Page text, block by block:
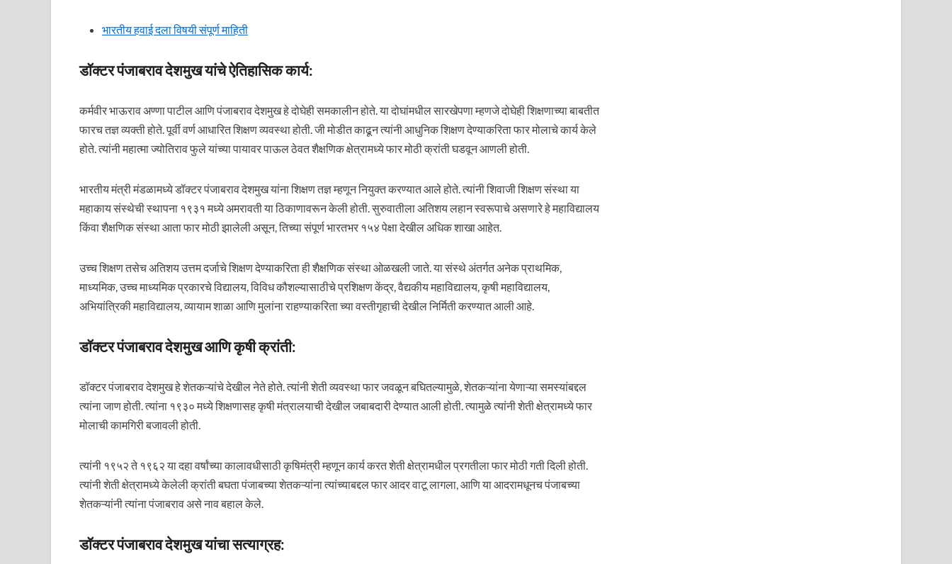
भारतीय हवाई दला विषयी संपूर्ण माहिती
डॉक्टर पंजाबराव देशमुख यांचे ऐतिहासिक कार्य:
कर्मवीर भाऊराव अण्णा पाटील आणि पंजाबराव देशमुख हे दोघेही समकालीन होते. या दोघांमधील सारखेपणा म्हणजे दोघेही शिक्षणाच्या बाबतीत
फारच तज्ञ व्यक्ती होते. पूर्वी वर्ण आधारित शिक्षण व्यवस्था होती. जी मोडीत काढून त्यांनी आधुनिक शिक्षण देण्याकरिता फार मोलाचे कार्य केले
होते. त्यांनी महात्मा ज्योतिराव फुले यांच्या पायावर पाऊल ठेवत शैक्षणिक क्षेत्रामध्ये फार मोठी क्रांती घडवून आणली होती.
भारतीय मंत्री मंडळामध्ये डॉक्टर पंजाबराव देशमुख यांना शिक्षण तज्ञ म्हणून नियुक्त करण्यात आले होते. त्यांनी शिवाजी शिक्षण संस्था या
महाकाय संस्थेची स्थापना १९३१ मध्ये अमरावती या ठिकाणावरून केली होती. सुरुवातीला अतिशय लहान स्वरूपाचे असणारे हे महाविद्यालय
किंवा शैक्षणिक संस्था आता फार मोठी झालेली असून, तिच्या संपूर्ण भारतभर १५४ पेक्षा देखील अधिक शाखा आहेत.
उच्च शिक्षण तसेच अतिशय उत्तम दर्जाचे शिक्षण देण्याकरिता ही शैक्षणिक संस्था ओळखली जाते. या संस्थे अंतर्गत अनेक प्राथमिक,
माध्यमिक, उच्च माध्यमिक प्रकारचे विद्यालय, विविध कौशल्यासाठीचे प्रशिक्षण केंद्र, वैद्यकीय महाविद्यालय, कृषी महाविद्यालय,
अभियांत्रिकी महाविद्यालय, व्यायाम शाळा आणि मुलांना राहण्याकरिता च्या वस्तीगृहाची देखील निर्मिती करण्यात आली आहे.
डॉक्टर पंजाबराव देशमुख आणि कृषी क्रांती:
डॉक्टर पंजाबराव देशमुख हे शेतकऱ्यांचे देखील नेते होते. त्यांनी शेती व्यवस्था फार जवळून बघितल्यामुळे, शेतकऱ्यांना येणाऱ्या समस्यांबद्दल
त्यांना जाण होती. त्यांना १९३० मध्ये शिक्षणासह कृषी मंत्रालयाची देखील जबाबदारी देण्यात आली होती. त्यामुळे त्यांनी शेती क्षेत्रामध्ये फार
मोलाची कामगिरी बजावली होती.
त्यांनी १९५२ ते १९६२ या दहा वर्षांच्या कालावधीसाठी कृषिमंत्री म्हणून कार्य करत शेती क्षेत्रामधील प्रगतीला फार मोठी गती दिली होती.
त्यांनी शेती क्षेत्रामध्ये केलेली क्रांती बघता पंजाबच्या शेतकऱ्यांना त्यांच्याबद्दल फार आदर वाटू लागला, आणि या आदरामधूनच पंजाबच्या
शेतकऱ्यांनी त्यांना पंजाबराव असे नाव बहाल केले.
डॉक्टर पंजाबराव देशमुख यांचा सत्याग्रह: